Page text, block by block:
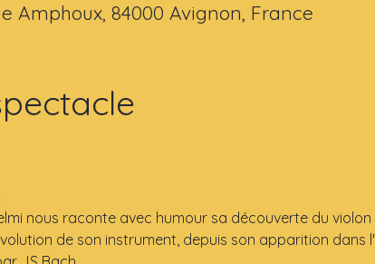
Amphoux, 84000 Avignon, France
nous raconte avec humour sa découverte du
de son instrument, depuis son apparition dans